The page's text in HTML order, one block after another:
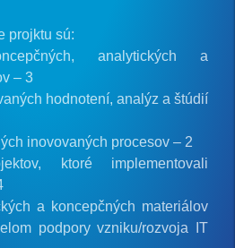
projktu sú:
analytických a
– 3
hodnotení, analýz a štúdií
inovovaných procesov – 2
ktoré implementovali
a koncepčných materiálov
podpory vzniku/rozvoja IT